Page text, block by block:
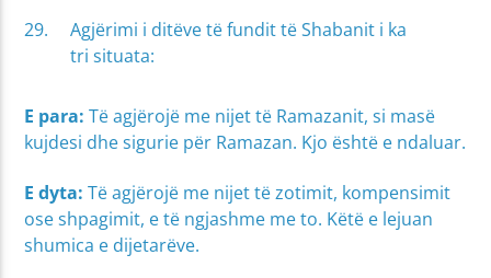
Agjërimi i ditëve të fundit të Shabanit i ka
tri situata:
E para: Të agjërojë me nijet të Ramazanit, si masë
kujdesi dhe sigurie për Ramazan. Kjo është e ndaluar.
E dyta:Të agjërojë me nijet të zotimit, kompensimit
ose shpagimit, e të ngjashme me to. Këtë e lejuan
shumica e dijetarëve.